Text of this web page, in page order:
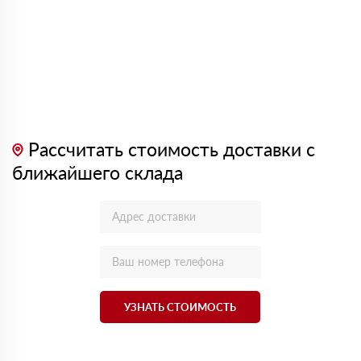
Рассчитать стоимость доставки с
ближайшего склада
УЗНАТЬ СТОИМОСТЬ